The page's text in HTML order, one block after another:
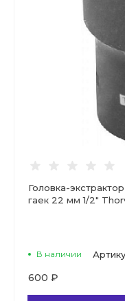
Головка-
гаек 22 мм 1/2"
В наличии
600 ₽